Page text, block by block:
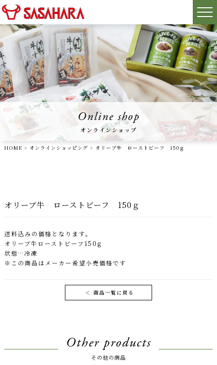
Online shop
オンラインショップ
HOME > オンラインショッピング > オリーブ牛 ローストビーフ 150ｇ
オリーブ牛 ローストビーフ 150ｇ
送料込みの価格となります。
オリーブ牛ローストビーフ150g
状態…冷凍
※この商品はメーカー希望小売価格です
＜ 商品一覧に戻る
Other products
その他の商品